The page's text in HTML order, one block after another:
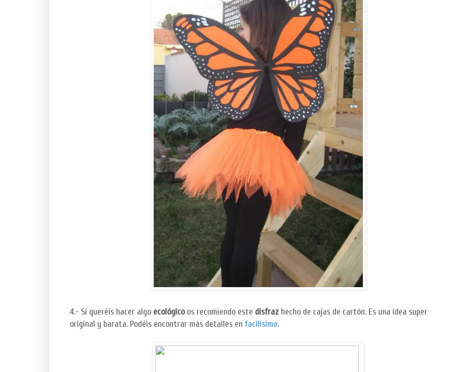
4.- Si queréis hacer algo ecológicoos recomiendo este disfraz hecho de cajas de cartón. Es una idea super
original y barata. Podéis encontrar más detalles en facilísimo.